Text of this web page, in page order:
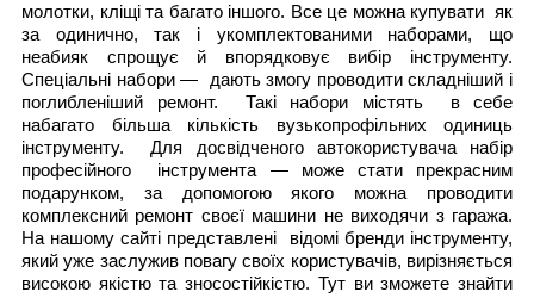
молотки, кліщі та багато іншого. Все це можна купувати як
за одинично, так і укомплектованими наборами, що
неабияк спрощує й впорядковує вибір інструменту.
Спеціальні набори — дають змогу проводити складніший і
поглибленіший ремонт. Такі набори містять в себе
набагато більша кількість вузькопрофільних одиниць
інструменту. Для досвідченого автокористувача набір
професійного інструмента — може стати прекрасним
подарунком, за допомогою якого можна проводити
комплексний ремонт своєї машини не виходячи з гаража.
На нашому сайті представлені відомі бренди інструменту,
який уже заслужив повагу своїх користувачів, вирізняється
високою якістю та зносостійкістю. Тут ви зможете знайти